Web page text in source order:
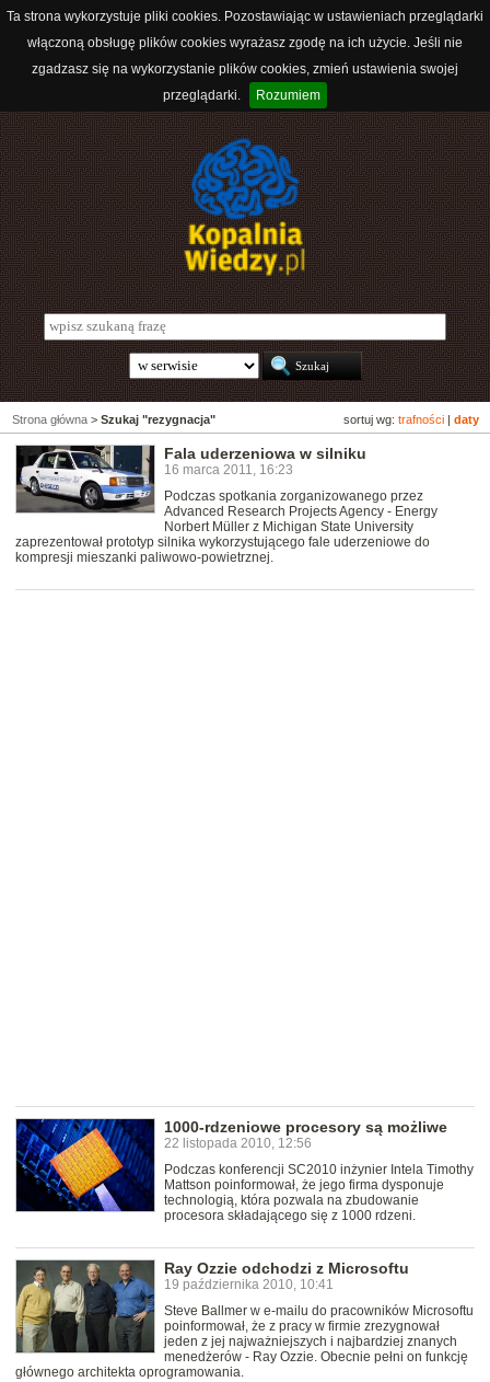
Ta strona wykorzystuje pliki cookies. Pozostawiając w ustawieniach przeglądarki
włączoną obsługę plików cookies wyrażasz zgodę na ich użycie. Jeśli nie
zgadzasz się na wykorzystanie plików cookies, zmień ustawienia swojej
przeglądarki.
Rozumiem
sortuj wg: trafności daty
Strona główna > Szukaj "rezygnacja"
Fala uderzeniowa w silniku
16 marca 2011, 16:23
Podczas spotkania zorganizowanego przez
Advanced Research Projects Agency - Energy
Norbert Müller z Michigan State University
zaprezentował prototyp silnika wykorzystującego fale uderzeniowe do
kompresji mieszanki paliwowo-powietrznej.
1000-rdzeniowe procesory są możliwe
22 listopada 2010, 12:56
Podczas konferencji SC2010 inżynier Intela Timothy
Mattson poinformował, że jego firma dysponuje
technologią, która pozwala na zbudowanie
procesora składającego się z 1000 rdzeni.
Ray Ozzie odchodzi z Microsoftu
19 października 2010, 10:41
Steve Ballmer w e-mailu do pracowników Microsoftu
poinformował, że z pracy w firmie zrezygnował
jeden z jej najważniejszych i najbardziej znanych
menedżerów - Ray Ozzie. Obecnie pełni on funkcję
głównego architekta oprogramowania.